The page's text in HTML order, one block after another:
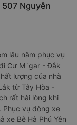
507 Nguyễn
lâu năm phục vụ
Cư M`gar - Đắk
lượng của nhà
từ Tây Hòa -
rất hài lòng khi
Phục vụ dòng xe
xe Bê Hà Phú Yên